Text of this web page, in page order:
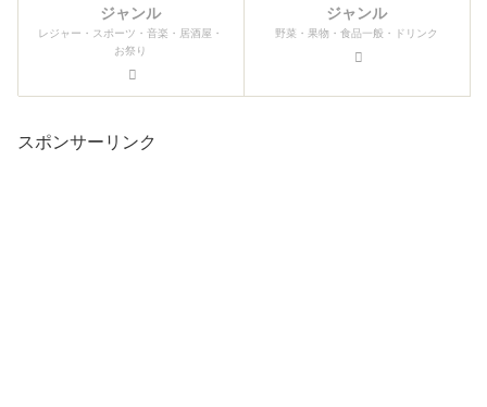
ジャンル
レジャー・スポーツ・音楽・居酒屋・
お祭り
ジャンル
野菜・果物・食品一般・ドリンク
スポンサーリンク